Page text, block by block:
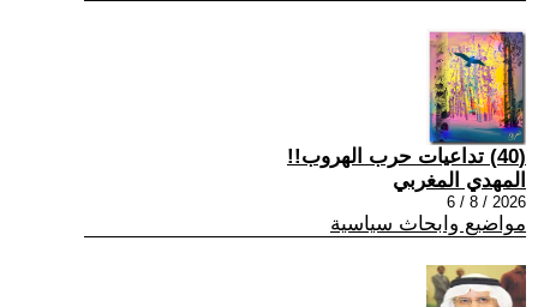
(40) تداعيات حرب الهروب!!
المهدي المغربي
2026 / 8 / 6
مواضيع وابحاث سياسية